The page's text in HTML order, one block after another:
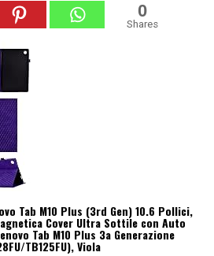
0
Shares
Tab M10 Plus (3rd Gen) 10.6 Pollici,
Cover Ultra Sottile con Auto
Tab M10 Plus 3a Generazione
TB125FU), Viola